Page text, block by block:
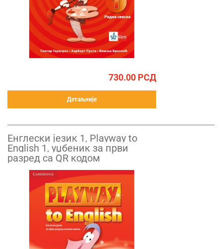
730.00 РСД
Детаљније
Енглески језик 1, Playway to
English 1, уџбеник за први
разред са QR кодом